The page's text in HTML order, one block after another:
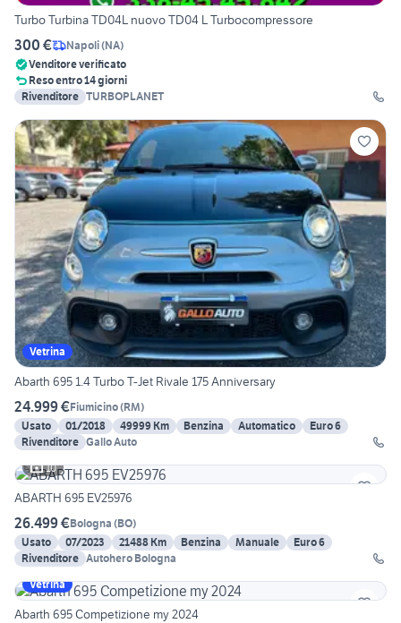
Turbo Turbina TD04L nuovo TD04 L Turbocompressore
300 € Napoli(NA)
Venditore verificato
Reso entro 14 giorni
Rivenditore TURBOPLANET
Vetrina
Abarth 695 1.4 Turbo T-Jet Rivale 175 Anniversary
24.999 €Fiumicino(RM)
Usato
01/2018 49999 Km Benzina Automatico
Euro 6
Rivenditore Gallo Auto
10
ABARTH 695 EV25976
26.499 €Bologna (BO)
Usato
07/2023 21488 Km Benzina Manuale
Euro 6
Rivenditore Autohero Bologna
Vetrina
Abarth 695 Competizione my 2024